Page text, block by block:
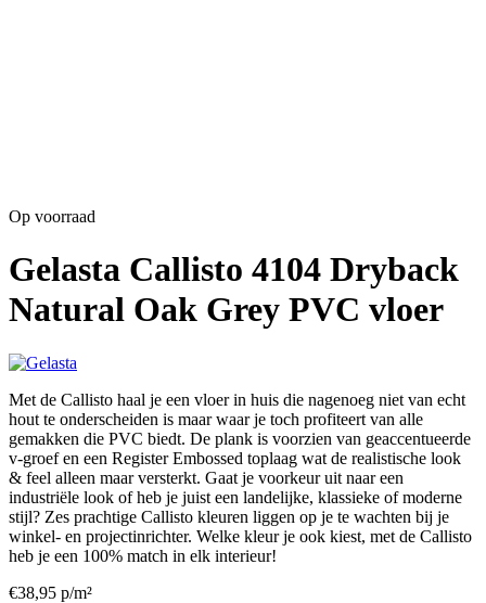
Op voorraad
Gelasta Callisto 4104 Dryback
Natural Oak Grey PVC vloer
Met de Callisto haal je een vloer in huis die nagenoeg niet van echt
hout te onderscheiden is maar waar je toch profiteert van alle
gemakken die PVC biedt. De plank is voorzien van geaccentueerde
v-groef en een Register Embossed toplaag wat de realistische look
& feel alleen maar versterkt. Gaat je voorkeur uit naar een
industriële look of heb je juist een landelijke, klassieke of moderne
stijl? Zes prachtige Callisto kleuren liggen op je te wachten bij je
winkel- en projectinrichter. Welke kleur je ook kiest, met de Callisto
heb je een 100% match in elk interieur!
€38,95 p/m²